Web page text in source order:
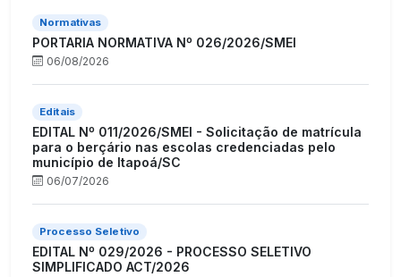
Normativas
PORTARIA NORMATIVA Nº 026/2026/SMEI
06/08/2026
Editais
EDITAL Nº 011/2026/SMEI - Solicitação de matrícula
para o berçário nas escolas credenciadas pelo
município de Itapoá/SC
06/07/2026
Processo Seletivo
EDITAL Nº 029/2026 - PROCESSO SELETIVO
SIMPLIFICADO ACT/2026